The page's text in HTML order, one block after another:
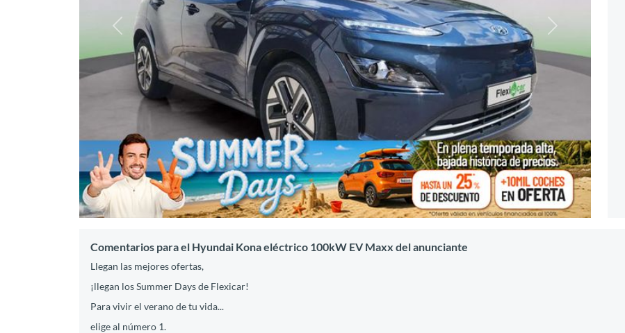
Anterior Siguiente
Comentarios para el Hyundai Kona eléctrico 100kW EV Maxx del anunciante
Llegan las mejores ofertas,
¡llegan los Summer Days de Flexicar!
Para vivir el verano de tu vida...
elige al número 1.